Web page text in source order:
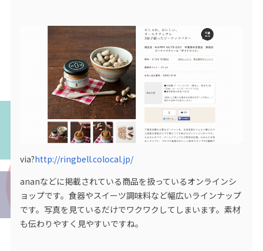
via?http://ringbell.colocal.jp/
ananなどに掲載されている商品を扱っているオンラインシ
ョップです。食器やスイーツ調味料など幅広いラインナップ
です。写真を見ているだけでワクワクしてしまいます。素材
も伝わりやすく見やすいですね。